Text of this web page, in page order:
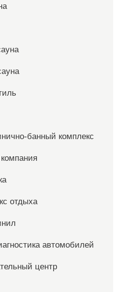
банный комплекс
отдыха
автомобилей
центр